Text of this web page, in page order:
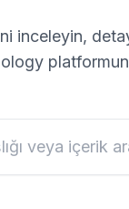
inceleyin,